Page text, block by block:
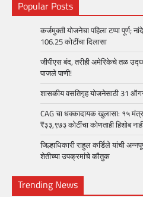
Popular Posts
कर्जमुक्ती योजनेचा पहिला टप्पा पूर्ण;
106.25 कोटींचा दिलासा
जीपीएस बंद, तरीही अमेरिकेचे तळ
पाजले पाणी!
शासकीय वसतिगृह योजनेसाठी 31
CAG चा धक्कादायक खुलासा: १५
₹३३,९७३ कोटींचा कोणताही हिशोब
जिल्हाधिकारी राहुल कर्डिले यांची
शेतीच्या उपक्रमांचे कौतुक
Trending News